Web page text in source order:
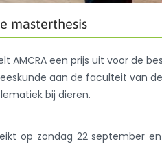
masterthesis
AMCRA een prijs uit voor de
aan de faculteit van
bij dieren.
op zondag 22 september